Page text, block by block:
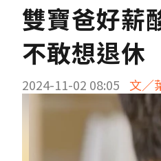
雙寶爸好薪
不敢想退休
2024-11-02 08:05 文／